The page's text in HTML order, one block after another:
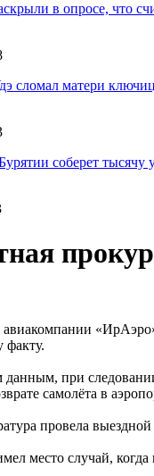
в опросе, что
сломал матери
соберет
авиакомпании
факту.
при
самолёта в
провела
место случай, когда